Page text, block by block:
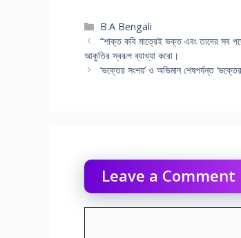
Categories
B.A Bengali
“শাক্ত কবি মাত্রেই ভক্ত এবং তাদের সব
আকুতির স্বরূপ ব্যাখ্যা করো।
‘ভক্তের সংশয়’ ও অভিমান শেষপর্যন্ত
Leave a Comment